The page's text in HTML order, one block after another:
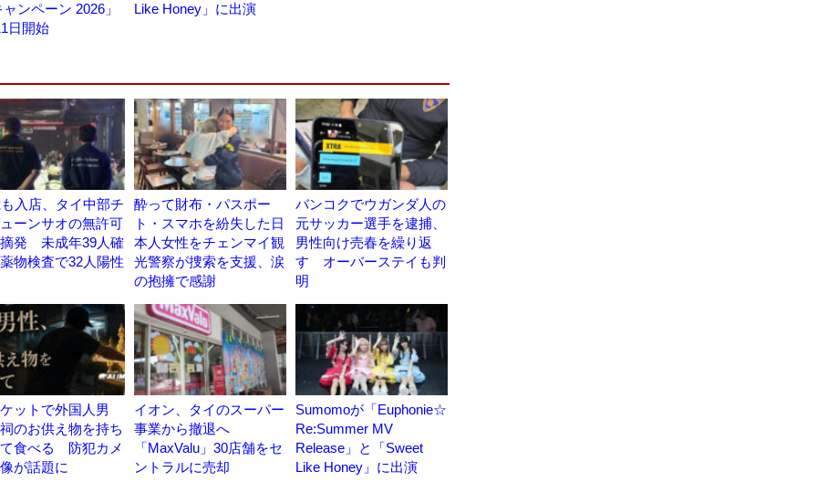
ンペーン 2026」
日開始
Like Honey」に出演
入店、タイ中部チ
ーンサオの無許可
発 未成年39人確
物検査で32人陽性
酔って財布・パスポー
ト・スマホを紛失した日
本人女性をチェンマイ観
光警察が捜索を支援、涙
の抱擁で感謝
バンコクでウガンダ人の
元サッカー選手を逮捕、
男性向け売春を繰り返
す オーバーステイも判
明
ットで外国人男
のお供え物を持ち
食べる 防犯カメ
が話題に
イオン、タイのスーパー
事業から撤退へ
「MaxValu」30店舗をセ
ントラルに売却
Sumomoが「Euphonie☆
Re:Summer MV
Release」と「Sweet
Like Honey」に出演